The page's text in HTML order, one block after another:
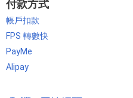
付款方式
帳戶扣款
FPS 轉數快
PayMe
Alipay